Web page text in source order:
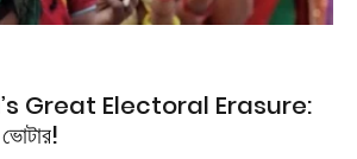
Great Electoral Erasure: